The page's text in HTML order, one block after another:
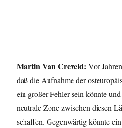
Martin Van Creveld: Vor
daß die Aufnahme der
ein großer Fehler sein könnte
neutrale Zone zwischen diesen
schaffen. Gegenwärtig könnte